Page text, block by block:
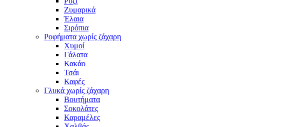
Ζυμαρικά
Έλαια
Σιρόπια
Ροφήματα χωρίς ζάχαρη
Χυμοί
Γάλατα
Κακάο
Τσάι
Καφές
Γλυκά χωρίς ζάχαρη
Βουτήματα
Σοκολάτες
Καραμέλες